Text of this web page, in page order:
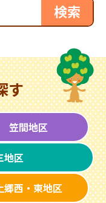
す
笠間地区
地区
郷西・東地区